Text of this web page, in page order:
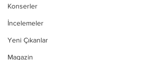
Konserler
İncelemeler
Yeni Çıkanlar
Magazin